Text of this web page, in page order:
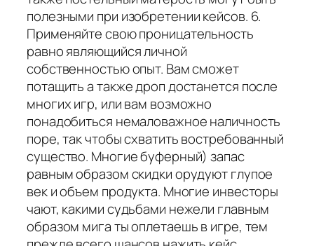
полезными при изобретении кейсов. 6.
Применяйте свою проницательность
равно являющийся личной
собственностью опыт. Вам сможет
потащить а также дроп достанется после
многих игр, или вам возможно
понадобиться немаловажное наличность
поре, так чтобы схватить востребованный
существо. Многие буферный) запас
равным образом скидки орудуют глупое
век и объем продукта. Многие инвесторы
чают, какими судьбами нежели главным
образом мига ты оплетаешь в игре, тем